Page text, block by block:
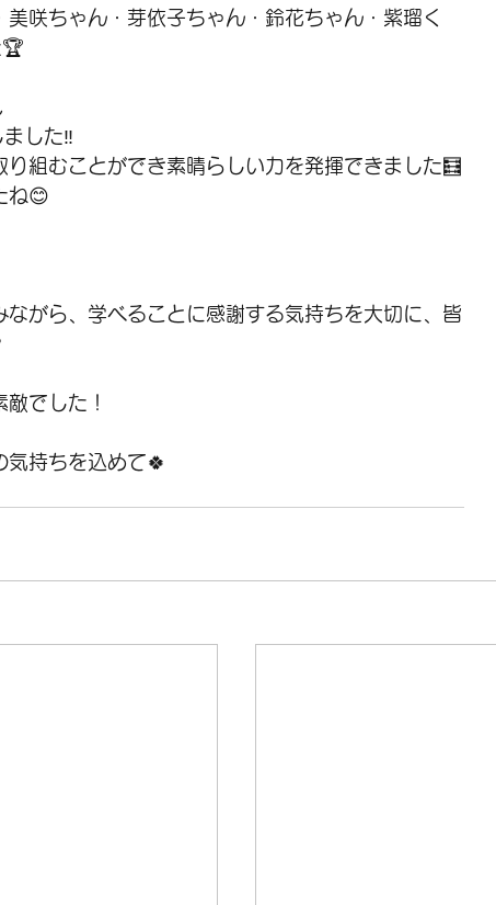
咲ちゃん・芽依子ちゃん・鈴花ちゃん・紫瑠く
した‼️
組むことができ素晴らしい力を発揮できました🧮
ね😊
がら、学べることに感謝する気持ちを大切に、皆
でした！
気持ちを込めて🍀